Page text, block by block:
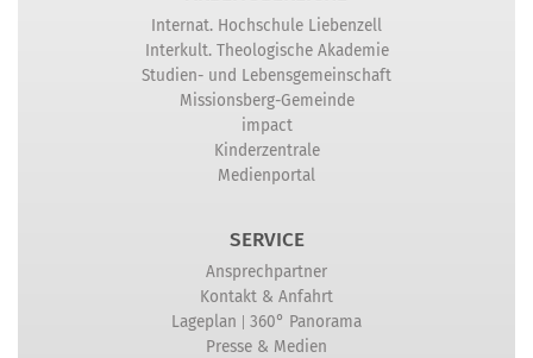
Internat. Hochschule Liebenzell
Interkult. Theologische Akademie
Studien- und Lebensgemeinschaft
Missionsberg-Gemeinde
impact
Kinderzentrale
Medienportal
SERVICE
Ansprechpartner
Kontakt & Anfahrt
Lageplan | 360° Panorama
Presse & Medien